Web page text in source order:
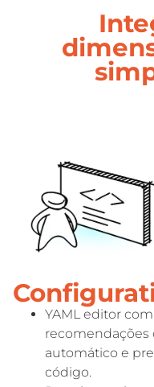
YAML editor
automático e
código.